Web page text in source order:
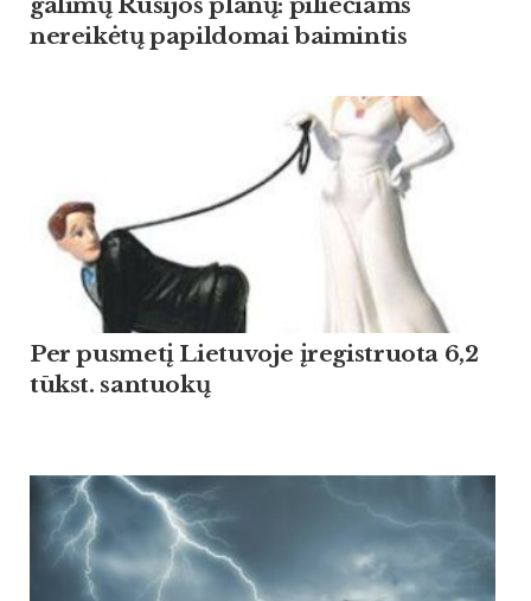
nereikėtų papildomai baimintis
Per pusmetį Lietuvoje įregistruota 6,2
tūkst. santuokų